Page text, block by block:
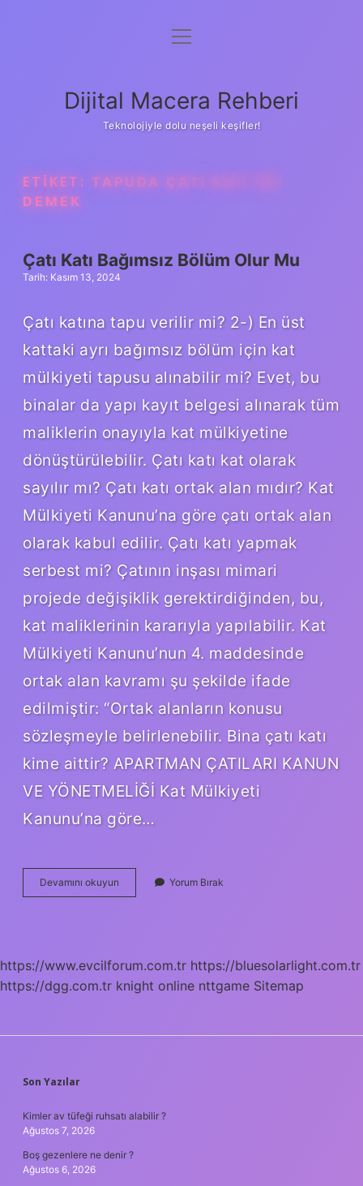
Anasayfa
Yasal Uyarı
menüyü
Dijital Macera Rehberi
Teknolojiyle dolu neşeli keşifler!
ETIKET: TAPUDA ÇATI KATI NE
DEMEK
Çatı Katı Bağımsız Bölüm Olur Mu
Tarih: Kasım 13, 2024
Çatı katına tapu verilir mi? 2-) En üst
kattaki ayrı bağımsız bölüm için kat
mülkiyeti tapusu alınabilir mi? Evet, bu
binalar da yapı kayıt belgesi alınarak tüm
maliklerin onayıyla kat mülkiyetine
dönüştürülebilir. Çatı katı kat olarak
sayılır mı? Çatı katı ortak alan mıdır? Kat
Mülkiyeti Kanunu’na göre çatı ortak alan
olarak kabul edilir. Çatı katı yapmak
serbest mi? Çatının inşası mimari
projede değişiklik gerektirdiğinden, bu,
kat maliklerinin kararıyla yapılabilir. Kat
Mülkiyeti Kanunu’nun 4. maddesinde
ortak alan kavramı şu şekilde ifade
edilmiştir: “Ortak alanların konusu
sözleşmeyle belirlenebilir. Bina çatı katı
kime aittir? APARTMAN ÇATILARI KANUN
VE YÖNETMELİĞİ Kat Mülkiyeti
Kanunu’na göre…
Devamını okuyun
Katı
Yorum Bırak
https://www.evcilforum.com.tr https://bluesolarlight.com.tr
https://dgg.com.tr knight online nttgame Sitemap
SIDEBAR
Son Yazılar
Kimler av tüfeği ruhsatı alabilir ?
Ağustos 7, 2026
Boş gezenlere ne denir ?
Ağustos 6, 2026